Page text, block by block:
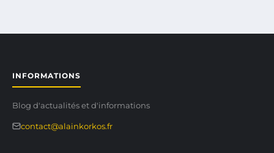
INFORMATIONS
Blog d'actualités et d'informations
contact@alainkorkos.fr